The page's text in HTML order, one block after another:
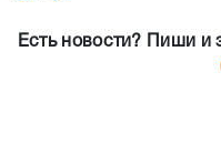
Есть новости? Пиши и